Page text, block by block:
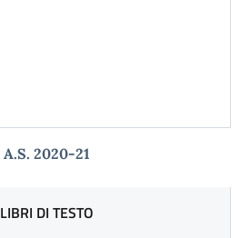
A.S. 2020-21
LIBRI DI TESTO